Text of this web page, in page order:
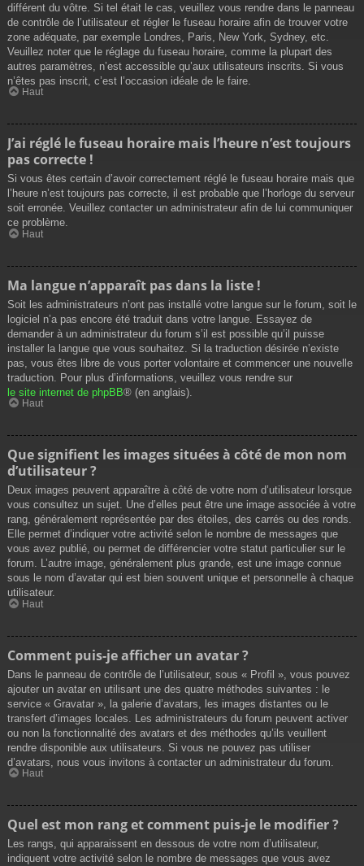
différent du vôtre. Si tel était le cas, veuillez vous rendre dans le panneau
de contrôle de l’utilisateur et régler le fuseau horaire afin de trouver votre
zone adéquate, par exemple Londres, Paris, New York, Sydney, etc.
Veuillez noter que le réglage du fuseau horaire, comme la plupart des
autres paramètres, n’est accessible qu’aux utilisateurs inscrits. Si vous
n’êtes pas inscrit, c’est l’occasion idéale de le faire.
Haut
J’ai réglé le fuseau horaire mais l’heure n’est toujours
pas correcte !
Si vous êtes certain d’avoir correctement réglé le fuseau horaire mais que
l’heure n’est toujours pas correcte, il est probable que l’horloge du serveur
soit erronée. Veuillez contacter un administrateur afin de lui communiquer
ce problème.
Haut
Ma langue n’apparaît pas dans la liste !
Soit les administrateurs n’ont pas installé votre langue sur le forum, soit le
logiciel n’a pas encore été traduit dans votre langue. Essayez de
demander à un administrateur du forum s’il est possible qu’il puisse
installer la langue que vous souhaitez. Si la traduction désirée n’existe
pas, vous êtes libre de vous porter volontaire et commencer une nouvelle
traduction. Pour plus d’informations, veuillez vous rendre sur
le site internet de phpBB® (en anglais).
Haut
Que signifient les images situées à côté de mon nom
d’utilisateur ?
Deux images peuvent apparaître à côté de votre nom d’utilisateur lorsque
vous consultez un sujet. Une d’elles peut être une image associée à votre
rang, généralement représentée par des étoiles, des carrés ou des ronds.
Elle permet d’indiquer votre activité selon le nombre de messages que
vous avez publié, ou permet de différencier votre statut particulier sur le
forum. L’autre image, généralement plus grande, est une image connue
sous le nom d’avatar qui est bien souvent unique et personnelle à chaque
utilisateur.
Haut
Comment puis-je afficher un avatar ?
Dans le panneau de contrôle de l’utilisateur, sous « Profil », vous pouvez
ajouter un avatar en utilisant une des quatre méthodes suivantes : le
service « Gravatar », la galerie d’avatars, les images distantes ou le
transfert d’images locales. Les administrateurs du forum peuvent activer
ou non la fonctionnalité des avatars et des méthodes qu’ils veuillent
rendre disponible aux utilisateurs. Si vous ne pouvez pas utiliser
d’avatars, nous vous invitons à contacter un administrateur du forum.
Haut
Quel est mon rang et comment puis-je le modifier ?
Les rangs, qui apparaissent en dessous de votre nom d’utilisateur,
indiquent votre activité selon le nombre de messages que vous avez